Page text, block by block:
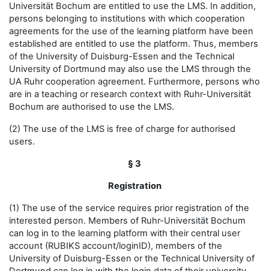
Universität Bochum are entitled to use the LMS. In addition,
persons belonging to institutions with which cooperation
agreements for the use of the learning platform have been
established are entitled to use the platform. Thus, members
of the University of Duisburg-Essen and the Technical
University of Dortmund may also use the LMS through the
UA Ruhr cooperation agreement. Furthermore, persons who
are in a teaching or research context with Ruhr-Universität
Bochum are authorised to use the LMS.
(2) The use of the LMS is free of charge for authorised
users.
§ 3
Registration
(1) The use of the service requires prior registration of the
interested person. Members of Ruhr-Universität Bochum
can log in to the learning platform with their central user
account (RUBIKS account/loginID), members of the
University of Duisburg-Essen or the Technical University of